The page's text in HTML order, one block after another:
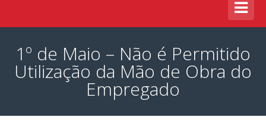
1º de Maio – Não é Permitido
Utilização da Mão de Obra do
Empregado